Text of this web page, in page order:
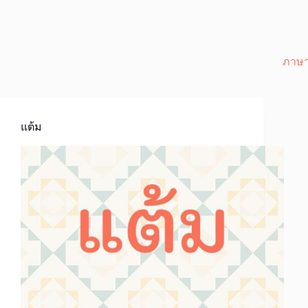
ภาษ
แต้ม